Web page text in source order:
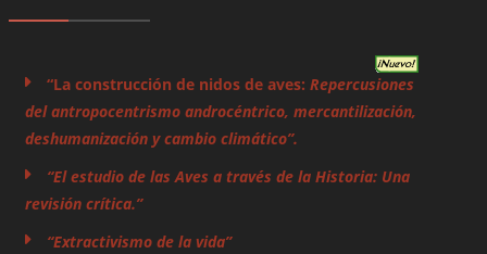
“La construcción de nidos de aves: Repercusiones
del antropocentrismo androcéntrico, mercantilización,
deshumanización y cambio climático”.
“El estudio de las Aves a través de la Historia: Una
revisión crítica.”
“Extractivismo de la vida”